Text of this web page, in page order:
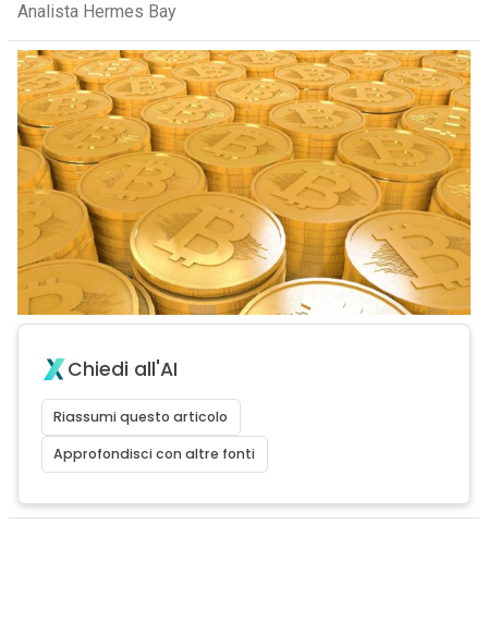
Analista Hermes Bay
Chiedi all'AI
Riassumi questo articolo
Approfondisci con altre fonti